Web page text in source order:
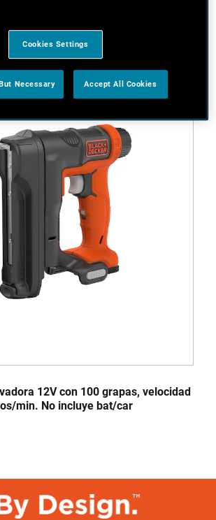
12V con 100 grapas, velocidad
min. No incluye bat/car
Cookies Settings
Necessary Accept All Cookies